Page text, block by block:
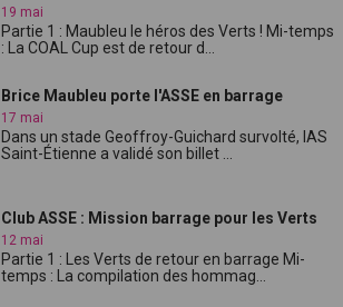
19 mai
Partie 1 : Maubleu le héros des Verts ! Mi-temps
: La COAL Cup est de retour d...
Brice Maubleu porte l'ASSE en barrage
17 mai
Dans un stade Geoffroy-Guichard survolté, lAS
Saint-Étienne a validé son billet ...
Club ASSE : Mission barrage pour les Verts
12 mai
Partie 1 : Les Verts de retour en barrage Mi-
temps : La compilation des hommag...